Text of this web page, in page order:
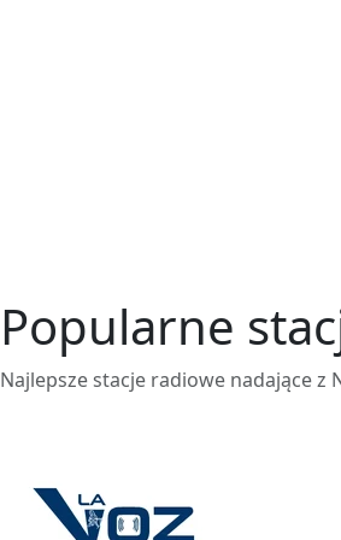
Popularne
Najlepsze stacje radiowe nadające z